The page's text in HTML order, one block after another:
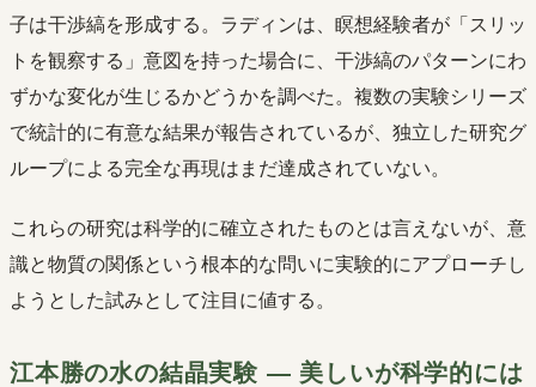
子は干渉縞を形成する。ラディンは、瞑想経験者が「スリッ
トを観察する」意図を持った場合に、干渉縞のパターンにわ
ずかな変化が生じるかどうかを調べた。複数の実験シリーズ
で統計的に有意な結果が報告されているが、独立した研究グ
ループによる完全な再現はまだ達成されていない。
これらの研究は科学的に確立されたものとは言えないが、意
識と物質の関係という根本的な問いに実験的にアプローチし
ようとした試みとして注目に値する。
江本勝の水の結晶実験 ― 美しいが科学的には